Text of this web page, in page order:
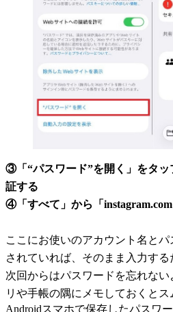
③「“パスワード”を開く」をタッ
証する
④「すべて」から「
ここにお使いのアカウント名と
されていれば、そのまま入力する
次回からはパスワードを忘れな
リや手帳の隅にメモしておくとス
Androidスマホで保存したパスワ